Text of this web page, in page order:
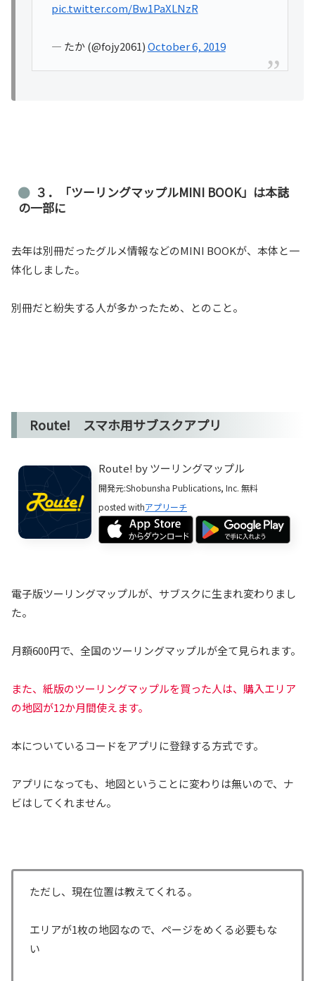
pic.twitter.com/Bw1PaXLNzR
— たか (@fojy2061)October 6, 2019
３．「ツーリングマップルMINI BOOK」は本誌
の一部に
去年は別冊だったグルメ情報などのMINI BOOKが、本体と一
体化しました。
別冊だと紛失する人が多かったため、とのこと。
Route! スマホ用サブスクアプリ
Route! by ツーリングマップル
開発元:Shobunsha Publications, Inc. 無料
posted withアプリーチ
電子版ツーリングマップルが、サブスクに生まれ変わりまし
た。
月額600円で、全国のツーリングマップルが全て見られます。
また、紙版のツーリングマップルを買った人は、購入エリア
の地図が12か月間使えます。
本についているコードをアプリに登録する方式です。
アプリになっても、地図ということに変わりは無いので、ナ
ビはしてくれません。
ただし、現在位置は教えてくれる。
エリアが1枚の地図なので、ページをめくる必要もな
い